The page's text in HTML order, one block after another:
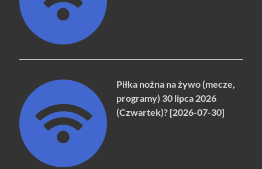
Piłka nożna na żywo (mecze,
programy) 30 lipca 2026
(Czwartek)? [2026-07-30]